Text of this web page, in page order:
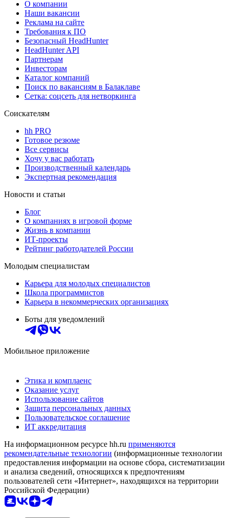
О компании
Наши вакансии
Реклама на сайте
Требования к ПО
Безопасный HeadHunter
HeadHunter API
Партнерам
Инвесторам
Каталог компаний
Поиск по вакансиям в Балаклаве
Сетка: соцсеть для нетворкинга
Соискателям
hh PRO
Готовое резюме
Все сервисы
Хочу у вас работать
Производственный календарь
Экспертная рекомендация
Новости и статьи
Блог
О компаниях в игровой форме
Жизнь в компании
ИТ-проекты
Рейтинг работодателей России
Молодым специалистам
Карьера для молодых специалистов
Школа программистов
Карьера в некоммерческих организациях
Боты для уведомлений
Мобильное приложение
Этика и комплаенс
Оказание услуг
Использование сайтов
Защита персональных данных
Пользовательское соглашение
ИТ аккредитация
На информационном ресурсе hh.ru применяются
рекомендательные технологии (информационные технологии
предоставления информации на основе сбора, систематизации
и анализа сведений, относящихся к предпочтениям
пользователей сети «Интернет», находящихся на территории
Российской Федерации)